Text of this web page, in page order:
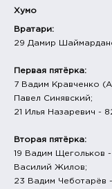
Хумо
Вратари:
29 Дамир
Первая пятёрка:
7 Вадим Кравченко
Павел Синявский;
21 Илья Назаревич -
Вторая пятёрка:
19 Вадим Щегольков
Василий Жилов;
23 Вадим Чеботарёв